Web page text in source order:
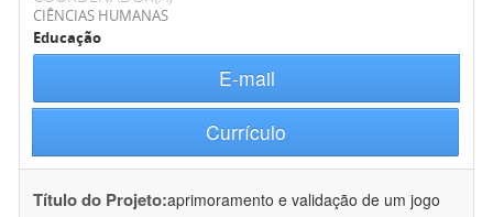
CIÊNCIAS HUMANAS
Educação
E-mail
Currículo
Título do Projeto:aprimoramento e validação de um jogo